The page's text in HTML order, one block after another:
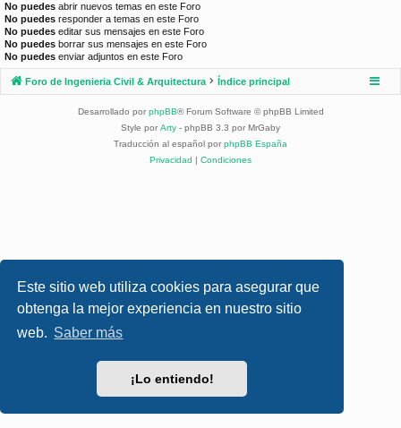
Este sitio web utiliza cookies para asegurar que
obtenga la mejor experiencia en nuestro sitio
web. Saber más
¡Lo entiendo!
No puedes abrir nuevos temas en este Foro
No puedes responder a temas en este Foro
No puedes editar sus mensajes en este Foro
No puedes borrar sus mensajes en este Foro
No puedes enviar adjuntos en este Foro
Foro de Ingenieria Civil & Arquitectura Índice principal
Desarrollado por phpBB® Forum Software © phpBB Limited
Style por Arty - phpBB 3.3 por MrGaby
Traducción al español por phpBB España
Privacidad | Condiciones